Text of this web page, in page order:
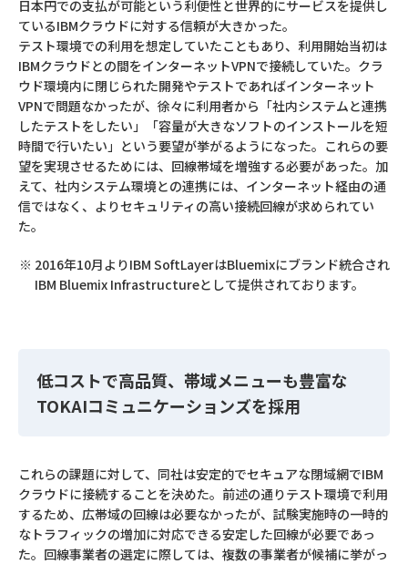
日本円での支払が可能という利便性と世界的にサービスを提供し
ているIBMクラウドに対する信頼が大きかった。
テスト環境での利用を想定していたこともあり、利用開始当初は
IBMクラウドとの間をインターネットVPNで接続していた。クラ
ウド環境内に閉じられた開発やテストであればインターネット
VPNで問題なかったが、徐々に利用者から「社内システムと連携
したテストをしたい」「容量が大きなソフトのインストールを短
時間で行いたい」という要望が挙がるようになった。これらの要
望を実現させるためには、回線帯域を増強する必要があった。加
えて、社内システム環境との連携には、インターネット経由の通
信ではなく、よりセキュリティの高い接続回線が求められてい
た。
2016年10月よりIBM SoftLayerはBluemixにブランド統合され
IBM Bluemix Infrastructureとして提供されております。
低コストで高品質、帯域メニューも豊富な
TOKAIコミュニケーションズを採用
これらの課題に対して、同社は安定的でセキュアな閉域網でIBM
クラウドに接続することを決めた。前述の通りテスト環境で利用
するため、広帯域の回線は必要なかったが、試験実施時の一時的
なトラフィックの増加に対応できる安定した回線が必要であっ
た。回線事業者の選定に際しては、複数の事業者が候補に挙がっ